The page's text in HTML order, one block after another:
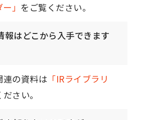
」 をご覧ください。
報はどこから入手できます
連の資料は 「IRライブラリ
さい。